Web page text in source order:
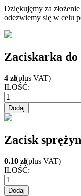
Dziękujęmy za
odezwiemy się w celu
Zaciskarka do
4 zł(plus VAT)
ILOŚĆ:
Zacisk
0.10 zł(plus VAT)
ILOŚĆ: